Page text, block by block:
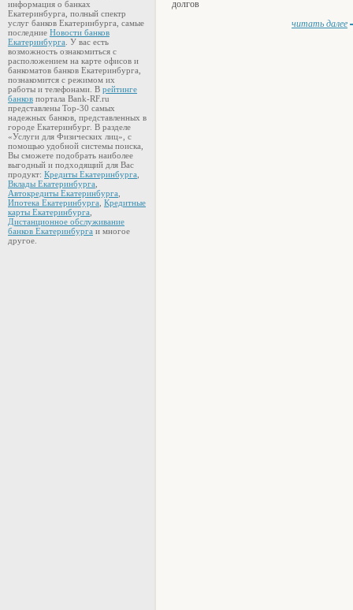
информация о банках
Екатеринбурга, полный спектр
услуг банков Екатеринбурга, самые
последние Новости банков
Екатеринбурга . У вас есть
возможность ознакомиться с
расположением на карте офисов и
банкоматов банков Екатеринбурга,
познакомится с режимом их
работы и телефонами. В рейтинге
банков портала Bank-RF.ru
представлены Top-30 самых
надежных банков, представленных в
городе Екатеринбург. В разделе
«Услуги для Физических лиц», с
помощью удобной системы поиска,
Вы сможете подобрать наиболее
выгодный и подходящий для Вас
продукт: Кредиты Екатеринбурга
Вклады Екатеринбурга
Автокредиты Екатеринбурга
Ипотека Екатеринбурга Кредитные
карты Екатеринбурга
Дистанционное обслуживание
банков Екатеринбурга и многое
другое.
долгов
читать далее